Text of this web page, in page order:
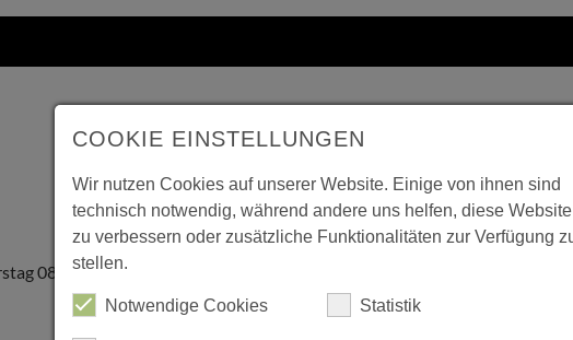
08:00 bis 18:00; Freitag 08:00 bis 15:00
COOKIE EINSTELLUNGEN
Wir nutzen Cookies auf unserer Website. Einige von ihnen sind
technisch notwendig, während andere uns helfen, diese Website
zu verbessern oder zusätzliche Funktionalitäten zur Verfügung
stellen.
Notwendige Cookies Statistik